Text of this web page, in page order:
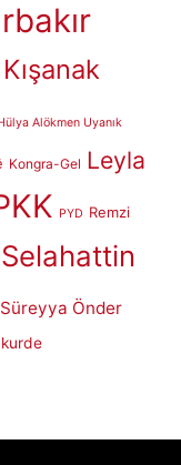
Alökmen Uyanık
Kongra-Gel Leyla
PYD Remzi
Selahattin
Süreyya Önder